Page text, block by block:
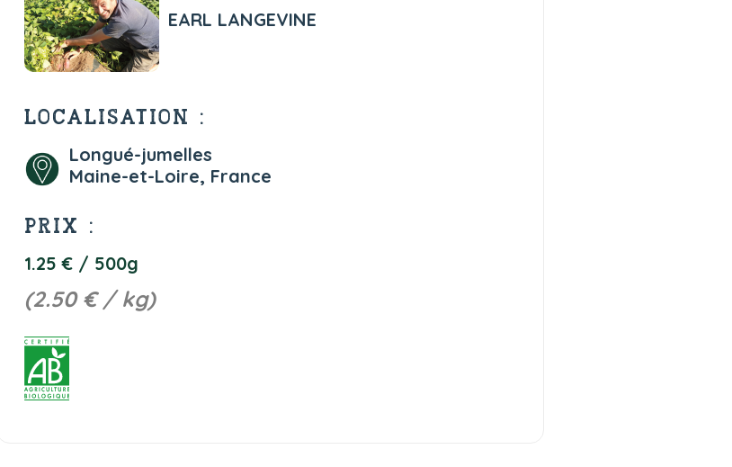
EARL LANGEVINE
LOCALISATION :
Longué-jumelles
Maine-et-Loire, France
PRIX :
1.25 € / 500g
(2.50 € / kg)